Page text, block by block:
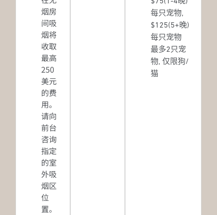
烟房
间吸
烟将
收取
最高
250
美元
的费
用。
请向
前台
咨询
指定
的室
外吸
烟区
位
置。
每只宠物,
$125(5+晚)
每只宠物
最多2只宠
物, 仅限狗/
猫